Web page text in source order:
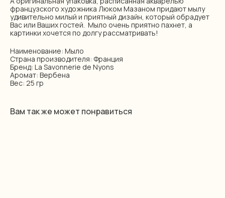
французского художника Люком Мазаном придают мылу
удивительно милый и приятный дизайн, который обрадует
Вас или Ваших гостей. Мыло очень приятно пахнет, а
картинки хочется по долгу рассматривать!
Наименование: Мыло
Страна производителя: Франция
Бренд: La Savonnerie de Nyons
Аромат: Вербена
Вес: 25 гр
Вам так же может понравиться